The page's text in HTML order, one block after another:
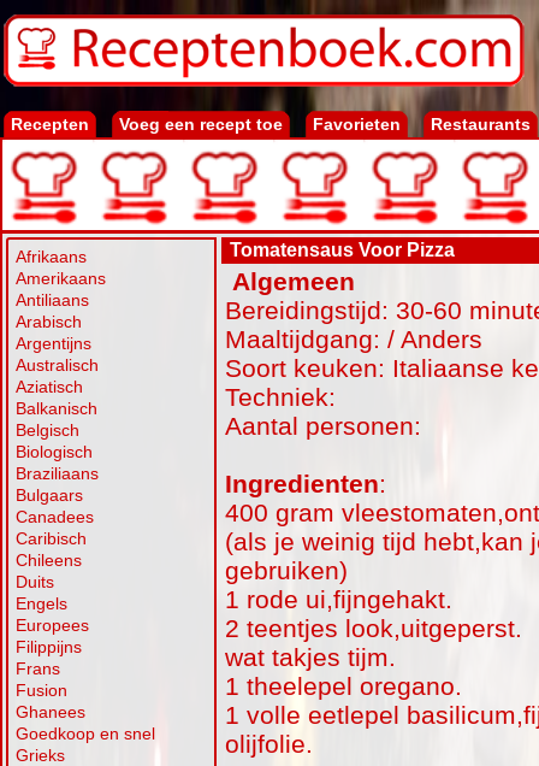
Recepten Voeg een recept toe Favorieten Restaurants
Afrikaans
Amerikaans
Antiliaans
Arabisch
Argentijns
Australisch
Aziatisch
Balkanisch
Belgisch
Biologisch
Braziliaans
Bulgaars
Canadees
Caribisch
Chileens
Duits
Engels
Europees
Filippijns
Frans
Fusion
Ghanees
Goedkoop en snel
Grieks
Tomatensaus Voor Pizza
Algemeen
Bereidingstijd: 30-60
Maaltijdgang: / Anders
Soort keuken: Italiaanse
Techniek:
Aantal personen:
Ingredienten:
400 gram
(als je weinig tijd hebt,kan
gebruiken)
1 rode ui,fijngehakt.
2 teentjes look,uitgeperst.
wat takjes tijm.
1 theelepel oregano.
1 volle eetlepel
olijfolie.